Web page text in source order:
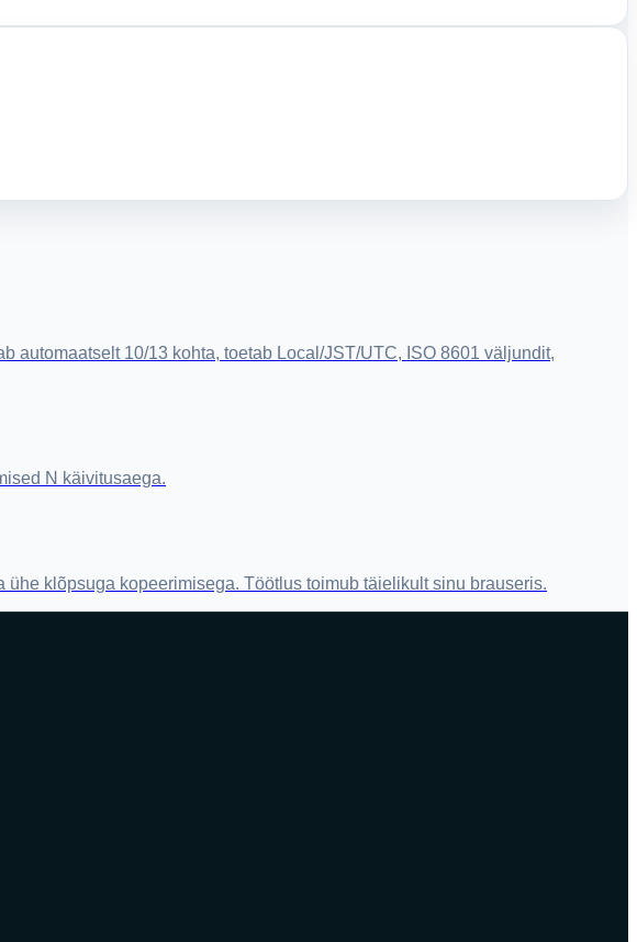
automaatselt 10/13 kohta, toetab Local/JST/UTC, ISO 8601 väljundit,
N käivitusaega.
klõpsuga kopeerimisega. Töötlus toimub täielikult sinu brauseris.